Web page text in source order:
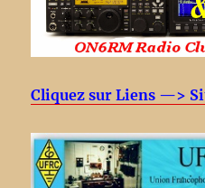
Cliquez sur Liens —>